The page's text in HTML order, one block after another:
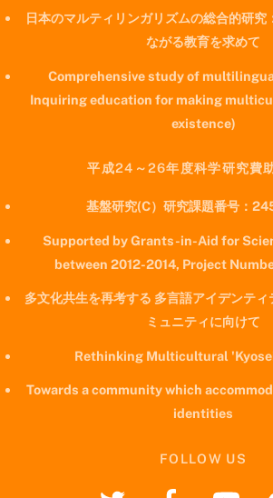
日本のマルティリンガリズムの総合的研
ながる教育を求めて
Comprehensive study of
Inquiring education for making
existence)
平成24～26年度科学研究費
基盤研究(C）研究課題番号：
Supported by Grants-in-Aid for
between 2012-2014, Project
多文化共生を再考する 多言語アイデンティ
ミュニティに向けて
Rethinking Multicultural
Towards a community which
identities
FOLLOW US